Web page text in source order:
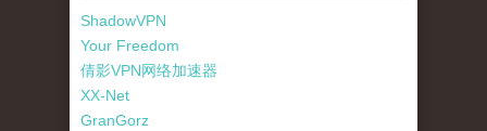
ShadowVPN
Your Freedom
倩影VPN网络加速器
XX-Net
GranGorz